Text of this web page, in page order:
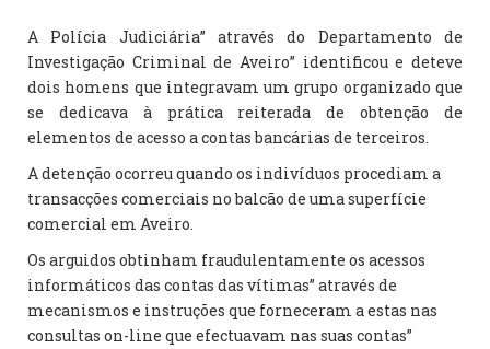
A Polícia Judiciária” através do Departamento de
Investigação Criminal de Aveiro” identificou e deteve
dois homens que integravam um grupo organizado que
se dedicava à prática reiterada de obtenção de
elementos de acesso a contas bancárias de terceiros.
A detenção ocorreu quando os indivíduos procediam a
transacções comerciais no balcão de uma superfície
comercial em Aveiro.
Os arguidos obtinham fraudulentamente os acessos
informáticos das contas das vítimas” através de
mecanismos e instruções que forneceram a estas nas
consultas on-line que efectuavam nas suas contas”